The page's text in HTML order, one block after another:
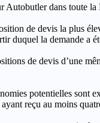
Autobutler dans toute la
de devis la plus
duquel la demande a
de devis d’une
potentielles sont
reçu au moins